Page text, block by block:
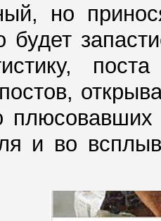
но
будет
плюсовавших
и во